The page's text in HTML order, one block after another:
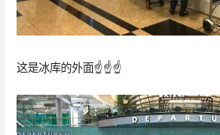
这是冰库的外面☝️☝️☝️